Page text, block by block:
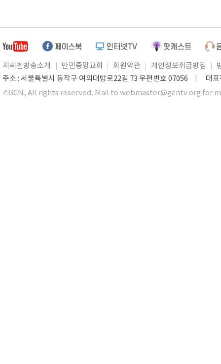
지씨엔방송소개 만민중앙교회 회원약관 개인정보취급방침
주소 : 서울특별시 동작구 여의대방로22길 73 우편번호 07056 ㅣ 대
©GCN, All rights reserved. Mail to webmaster@gcntv.org for